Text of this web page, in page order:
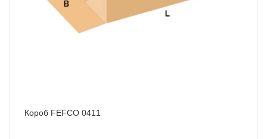
Короб FEFCO 0411